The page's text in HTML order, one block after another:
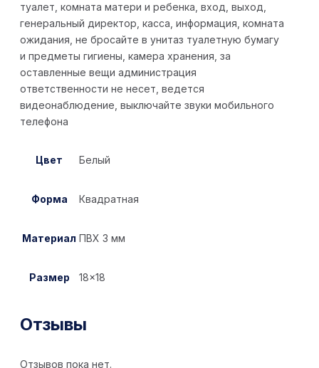
туалет, комната матери и ребенка, вход, выход,
генеральный директор, касса, информация, комната
ожидания, не бросайте в унитаз туалетную бумагу
и предметы гигиены, камера хранения, за
оставленные вещи администрация
ответственности не несет, ведется
видеонаблюдение, выключайте звуки мобильного
телефона
Цвет Белый
Форма Квадратная
Материал ПВХ 3 мм
Размер 18×18
Отзывы
Отзывов пока нет.